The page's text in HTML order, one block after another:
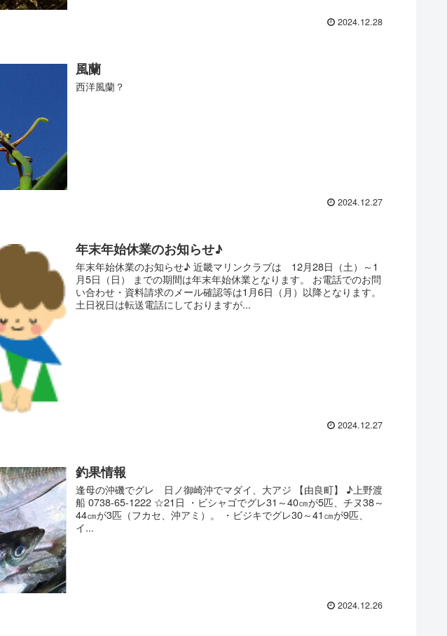
2024.12.28
風蘭
西洋風蘭？
2024.12.27
年末年始休業のお知らせ♪
年末年始休業のお知らせ♪ 近畿マリンクラブは 12月28日（土）～1
月5日（日） までの期間は年末年始休業となります。 お電話でのお問
い合わせ・資料請求のメール確認等は1月6日（月）以降となります。
土日祝日は転送電話にしておりますが...
2024.12.27
釣果情報
逢母の沖磯でグレ 日ノ御崎沖でマダイ、大アジ 【由良町】 ♪上野渡
船 0738-65-1222 ☆21日 ・ビシャゴでグレ31～40㎝が5匹、チヌ38～
44㎝が3匹（フカセ、沖アミ）。 ・ビジキでグレ30～41㎝が9匹、
イ...
2024.12.26